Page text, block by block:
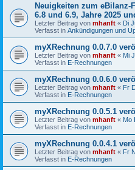
Neuigkeiten zum eBilanz-
6.8 und 6.9, Jahre 2025
Letzter Beitrag von mhanft « Di
Verfasst in Ankündigungen und
myXRechnung 0.0.7.0
Letzter Beitrag von mhanft « Mi
Verfasst in E-Rechnungen
myXRechnung 0.0.6.0
Letzter Beitrag von mhanft « Fr
Verfasst in E-Rechnungen
myXRechnung 0.0.5.1
Letzter Beitrag von mhanft « Mo
Verfasst in E-Rechnungen
myXRechnung 0.0.4.1
Letzter Beitrag von mhanft « Fr
Verfasst in E-Rechnungen